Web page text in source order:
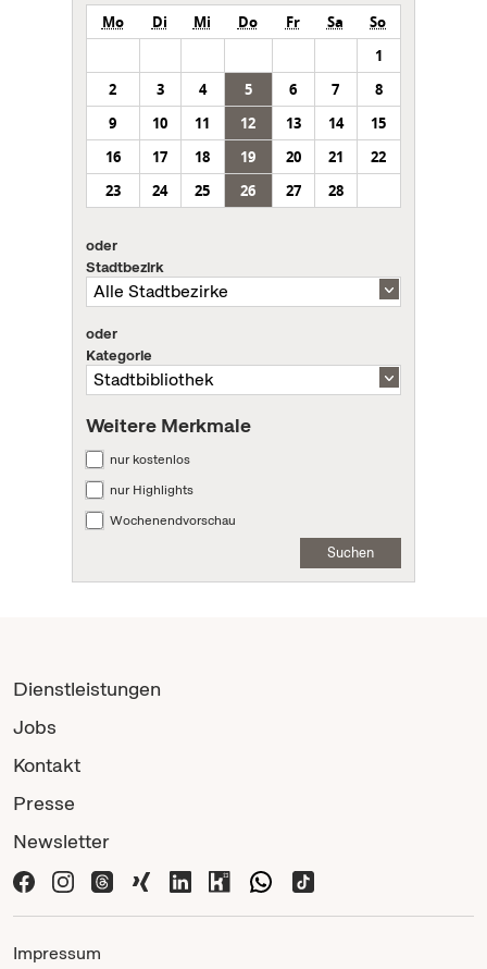
Mo Di Mi Do Fr Sa
So
1
2
3 4 5 6 7
8
9
10 11 12 13 14
15
16
17 18 19 20 21
22
23
24 25 26 27 28
oder
Stadtbezirk
oder
Kategorie
Weitere Merkmale
nur kostenlos
nur Highlights
Wochenendvorschau
Suchen
Dienstleistungen
Jobs
Kontakt
Presse
Newsletter
Impressum